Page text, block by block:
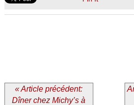
« Article précédent:
Dîner chez Michy’s à